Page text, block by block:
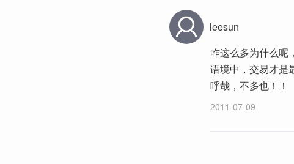
leesun
咋这么多为什么呢
语境中，交易才是
呼哉，不多也！！
2011-07-09